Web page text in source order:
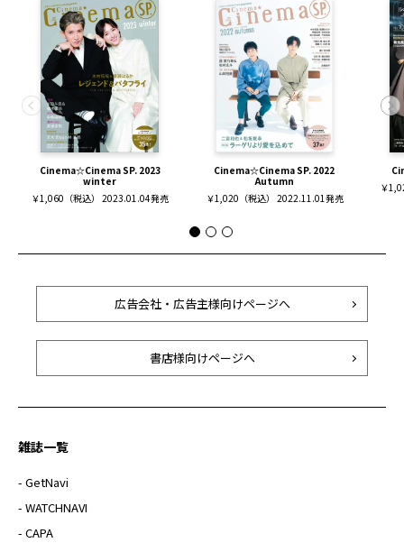
Cinema☆Cinema SP. 2023
winter
￥1,060（税込） 2023.01.04発売
Cinema☆Cinema SP. 2022
Autumn
￥1,020（税込） 2022.11.01発売
￥
広告会社・広告主様向けページへ
書店様向けページへ
雑誌一覧
- GetNavi
- WATCHNAVI
- CAPA